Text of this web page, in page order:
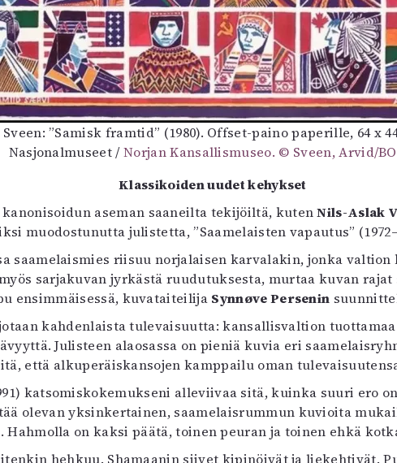
”Samisk framtid” (1980). Offset-paino paperille, 64 x
Nasjonalmuseet /Norjan Kansallismuseo. © Sveen, Arvid/
Klassikoiden uudet kehykset
aseman saaneilta tekijöiltä, kutenNils-Aslak
muodostunutta julistetta, ”Saamelaisten vapautus”
saamelaismies riisuu norjalaisen karvalakin, jonka
sarjakuvan jyrkästä ruudutuksesta, murtaa kuvan
ensimmäisessä, kuvataiteilija Synnøve Persenin
kahdenlaista tulevaisuutta: kansallisvaltion
Julisteen alaosassa on pieniä kuvia eri
että alkuperäiskansojen kamppailu oman
katsomiskokemukseni alleviivaa sitä, kuinka suuri ero
olevan yksinkertainen, saamelaisrummun kuvioita
Hahmolla on kaksi päätä, toinen peuran ja toinen ehkä
hehkuu. Shamaanin siivet kipinöivät ja liekehtivät.